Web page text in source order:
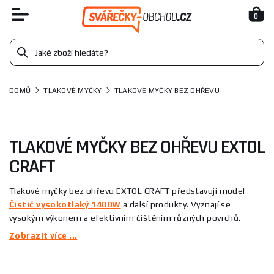
0
DOMŮ TLAKOVÉ MYČKY TLAKOVÉ MYČKY BEZ OHŘEVU
TLAKOVÉ MYČKY BEZ OHŘEVU EXTOL
CRAFT
Tlakové myčky bez ohřevu EXTOL CRAFT představují model
Čistič vysokotlaký 1400W a další produkty. Vyznají se
vysokým výkonem a efektivním čištěním různých povrchů.
Tlakové myčky od tohoto výrobce jsou ideální pro domácí
vyčistíte terasy, zahradní nábytek či automobily.
Zobrazit více ...